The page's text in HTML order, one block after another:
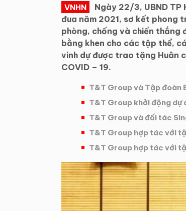
VNHN
Ngày 22/3, UBND
đua năm 2021, sơ kết phong
phòng, chống và chiến thắng
bằng khen cho các tập thể,
vinh dự được trao tặng Huân
COVID – 19.
T&T Group và Tập đoàn
T&T Group khởi động dự
T&T Group và đối tác
T&T Group hợp tác với
T&T Group hợp tác với